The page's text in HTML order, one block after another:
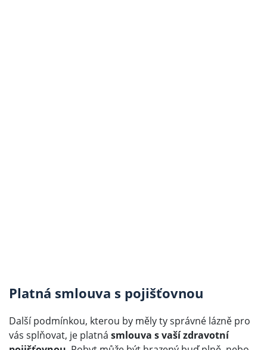
Platná smlouva s pojišťovnou
Další podmínkou, kterou by měly ty správné lázně pro
vás splňovat, je platná smlouva s vaší zdravotní